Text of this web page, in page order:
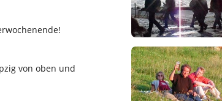
von oben und